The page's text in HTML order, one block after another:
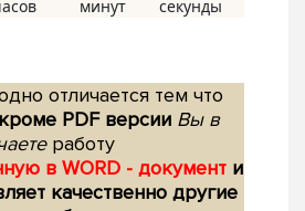
отличается тем что
кроме PDF версии Вы в
работу
в WORD - документ и
качественно другие